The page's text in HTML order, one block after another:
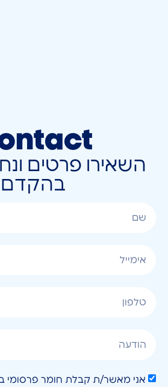
השאירו פרטים
בהקדם